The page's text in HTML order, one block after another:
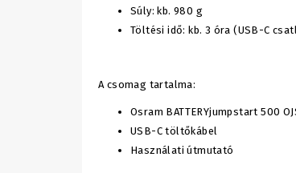
Súly: kb. 980 g
Töltési idő: kb. 3 óra (USB-C
A csomag tartalma:
Osram BATTERYjumpstart 500
USB-C töltőkábel
Használati útmutató